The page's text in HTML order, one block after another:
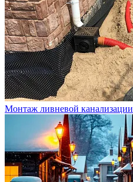
Монтаж ливневой канализации